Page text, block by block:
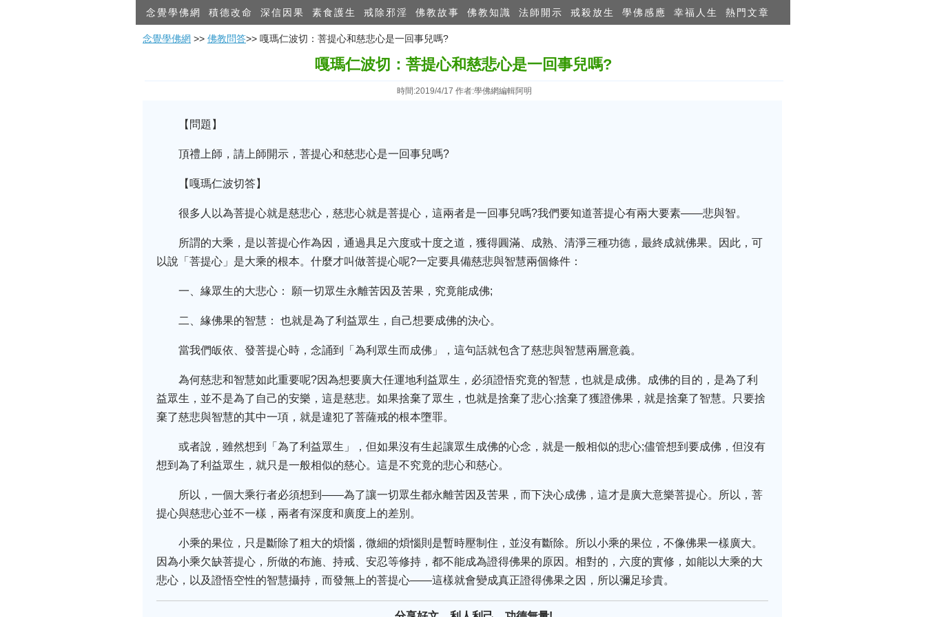
念覺學佛網 積德改命 深信因果 素食護生 戒除邪淫 佛教故事 佛教知識 法師開示 戒殺放生 學佛感應 幸福人生 熱門文章
念覺學佛網 >> 佛教問答>> 嘎瑪仁波切：菩提心和慈悲心是一回事兒嗎?
嘎瑪仁波切：菩提心和慈悲心是一回事兒嗎?
時間:2019/4/17 作者:學佛網編輯阿明
【問題】
頂禮上師，請上師開示，菩提心和慈悲心是一回事兒嗎?
【嘎瑪仁波切答】
很多人以為菩提心就是慈悲心，慈悲心就是菩提心，這兩者是一回事兒嗎?我們要知道菩提心有兩大要素——悲與智。
所謂的大乘，是以菩提心作為因，通過具足六度或十度之道，獲得圓滿、成熟、清淨三種功德，最終成就佛果。因此，可
以說「菩提心」是大乘的根本。什麼才叫做菩提心呢?一定要具備慈悲與智慧兩個條件：
一、緣眾生的大悲心： 願一切眾生永離苦因及苦果，究竟能成佛;
二、緣佛果的智慧： 也就是為了利益眾生，自己想要成佛的決心。
當我們皈依、發菩提心時，念誦到「為利眾生而成佛」，這句話就包含了慈悲與智慧兩層意義。
為何慈悲和智慧如此重要呢?因為想要廣大任運地利益眾生，必須證悟究竟的智慧，也就是成佛。成佛的目的，是為了利
益眾生，並不是為了自己的安樂，這是慈悲。如果捨棄了眾生，也就是捨棄了悲心;捨棄了獲證佛果，就是捨棄了智慧。只要捨
棄了慈悲與智慧的其中一項，就是違犯了菩薩戒的根本墮罪。
或者說，雖然想到「為了利益眾生」，但如果沒有生起讓眾生成佛的心念，就是一般相似的悲心;儘管想到要成佛，但沒有
想到為了利益眾生，就只是一般相似的慈心。這是不究竟的悲心和慈心。
所以，一個大乘行者必須想到——為了讓一切眾生都永離苦因及苦果，而下決心成佛，這才是廣大意樂菩提心。所以，菩
提心與慈悲心並不一樣，兩者有深度和廣度上的差別。
小乘的果位，只是斷除了粗大的煩惱，微細的煩惱則是暫時壓制住，並沒有斷除。所以小乘的果位，不像佛果一樣廣大。
因為小乘欠缺菩提心，所做的布施、持戒、安忍等修持，都不能成為證得佛果的原因。相對的，六度的實修，如能以大乘的大
悲心，以及證悟空性的智慧攝持，而發無上的菩提心——這樣就會變成真正證得佛果之因，所以彌足珍貴。